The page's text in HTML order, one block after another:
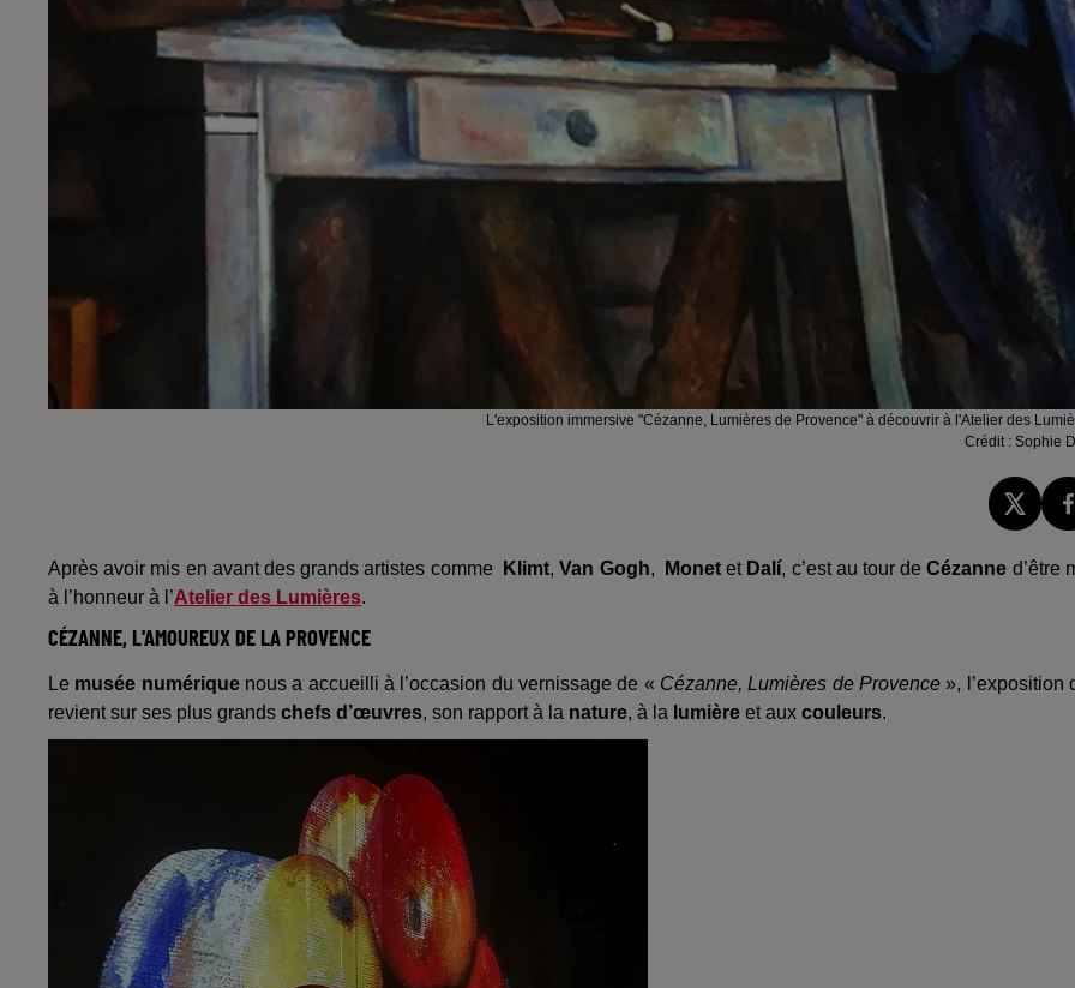
L'exposition immersive "Cézanne, Lumières de Provence" à découvrir à l'Atelier des
Crédit : Sophie
Après avoir mis en avant des grands artistes comme Klimt,Van Gogh, MonetetDalí, c’est au tour de Cézanne d’être
à l’honneur à l’Atelier des Lumières.
CÉZANNE, L'AMOUREUX DE LA PROVENCE
Le musée numériquenous a accueilli à l’occasion du vernissage de « Cézanne, Lumières de Provence », l’exposition
revient sur ses plus grands chefs d’œuvres, son rapport à la nature, à la lumière et aux couleurs.